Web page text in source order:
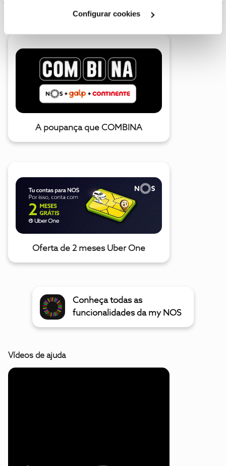
Configurar cookies
A poupança que COMBINA
Oferta de 2 meses Uber One
Conheça todas as
funcionalidades da my NOS
Vídeos de ajuda